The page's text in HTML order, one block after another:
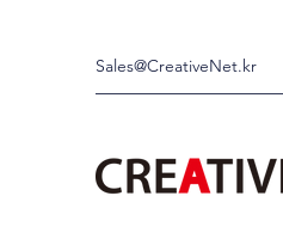
Sales@CreativeNet.kr